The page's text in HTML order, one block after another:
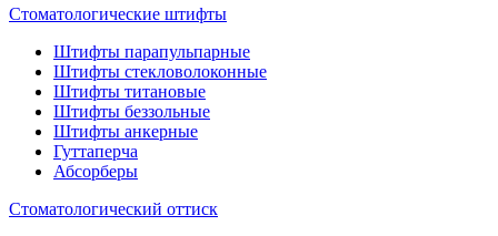
Стоматологические штифты
Штифты парапульпарные
Штифты стекловолоконные
Штифты титановые
Штифты беззольные
Штифты анкерные
Гуттаперча
Абсорберы
Стоматологический оттиск